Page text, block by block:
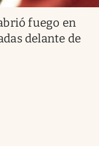
fuego en
delante de